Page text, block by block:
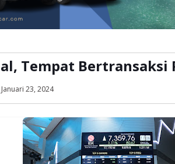
Tempat Bertransaksi
Januari 23, 2024